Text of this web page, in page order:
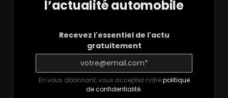
l’actualité automobile
Recevez l'essentiel de l'actu
gratuitement
En vous abonnant, vous acceptez notrepolitique
de confidentialité.